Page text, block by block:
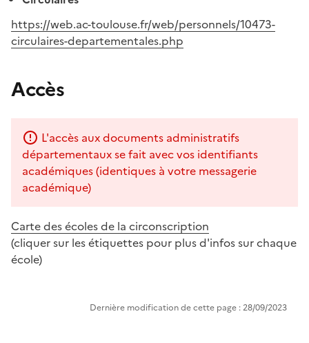
https://web.ac-toulouse.fr/web/personnels/10473-
circulaires-departementales.php
Accès
L'accès aux documents administratifs
départementaux se fait avec vos identifiants
académiques (identiques à votre messagerie
académique)
Carte des écoles de la circonscription
(cliquer sur les étiquettes pour plus d'infos sur chaque
école)
Dernière modification de cette page : 28/09/2023